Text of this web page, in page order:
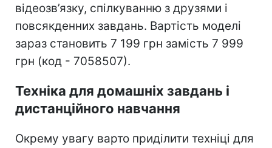
відеозв’язку, спілкуванню з друзями і
повсякденних завдань. Вартість моделі
зараз становить 7 199 грн замість 7 999
грн (код - 7058507).
Техніка для домашніх завдань і
дистанційного навчання
Окрему увагу варто приділити техніці для